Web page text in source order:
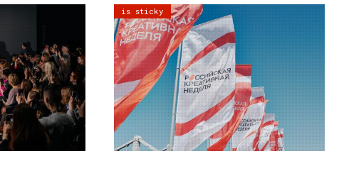
is sticky